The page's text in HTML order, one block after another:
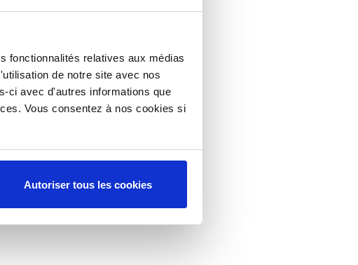
fonctionnalités relatives aux médias
de notre site avec nos
ci avec d'autres informations que
Vous consentez à nos cookies si
Autoriser tous les cookies